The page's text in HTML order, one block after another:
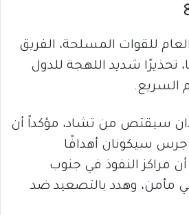
للقوات المسلحة، الفريق
تحذيرًا شديد اللهجة للدول
السريع.
سيقتص من تشاد، مؤكداً أن
جرس سيكونان أهدافًا
مراكز النفوذ في جنوب
مأمن، وهدد بالتصعيد ضد